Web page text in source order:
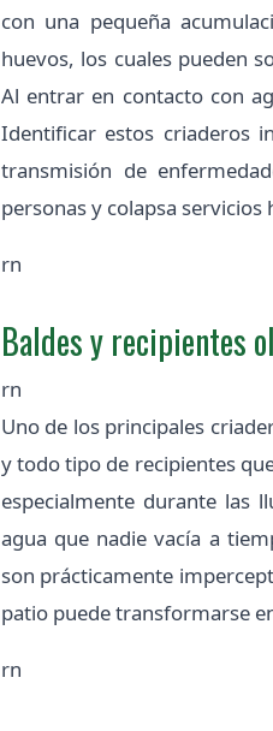
con una pequeña
huevos, los cuales pueden
Al entrar en contacto con
Identificar estos criaderos
transmisión de
personas y colapsa servicios
rn
Baldes y recipientes
rn
Uno de los principales
y todo tipo de recipientes
especialmente durante las
agua que nadie vacía a
son prácticamente
patio puede transformarse
rn